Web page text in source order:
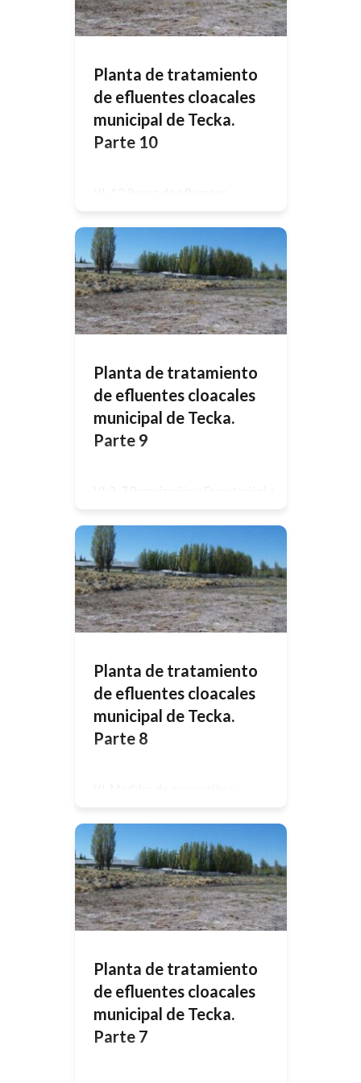
Mitigación será instrumentado por el
responsable de medio ambiente de
la persona que SE DESIGNE DESDE
Planta de tratamiento
de efluentes cloacales
municipal de Tecka.
Parte 10
línea con cerco perimetral de la
planta y la infraestructura de riego
para el macizo forestal vecino a la
planta, se deberán tomar los
recaudos de controles para el
correcto manejo del reuso MIT – 13
Plan de monitoreo de […]
Planta de tratamiento
de efluentes cloacales
municipal de Tecka.
Parte 9
componentes Calidad de Suelo; Flora
y Fauna, en el Medio Natural y al
Paisaje y Seguridad de Operarios, en
el Medio Antrópico.A esta actividad,
la podemos encontrar en la
Construcción de Obra Civil y
Montaje de Equipamiento; y en el
Desmantelamiento del […]
Planta de tratamiento
de efluentes cloacales
municipal de Tecka.
Parte 8
apartado el proponente dará a
conocer las medidas y acciones a
seguir por el proponente, con la
finalidad de prevenir, mitigar, corregir
y/o compensar los impactos
negativos que la obra o actividad
provocará en cada etapa de
desarrollo del proyecto, incluyendo
Planta de tratamiento
de efluentes cloacales
municipal de Tecka.
Parte 7